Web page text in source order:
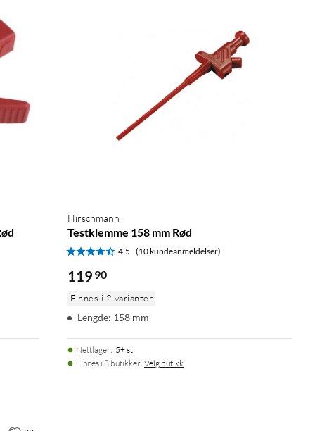
Hirschmann
Testklemme 158 mm Rød
4.5 (10 kundeanmeldelser)
119 90
Finnes i 2 varianter
Lengde: 158 mm
Nettlager: 5+ st
Finnes i 8 butikker. Velg butikk